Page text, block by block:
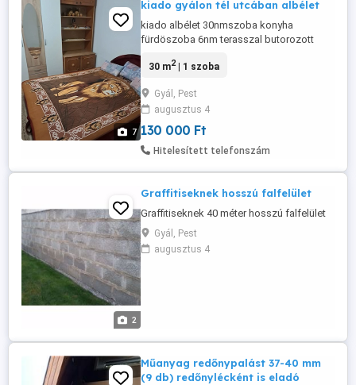
7
kiado gyálon tél utcában albélet
kiado albélet 30nmszoba konyha
fürdöszoba 6nm terasszal butorozott
pluszrezsi 1kaucio te70 308 7299 álat
30 m2| 1 szoba
Gyál, Pest
augusztus 4
130 000 Ft
Hitelesített telefonszám
2
Graffitiseknek hosszú falfelület
Graffitiseknek 40 méter hosszú falfelület
Gyál, Pest
augusztus 4
Műanyag redőnypalást 37-40 mm
(9 db) redőnylécként is eladó